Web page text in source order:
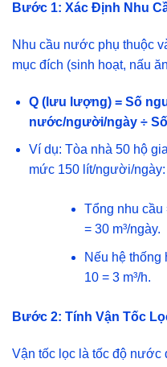
Bước 1: Xác Định Nhu
Nhu cầu nước phụ thuộc
mục đích (sinh hoạt, nấu
Q (lưu lượng) = Số
nước/người/ngày ÷
Ví dụ: Tòa nhà 50 hộ
mức 150 lít/người/ngày:
Tổng nhu cầu
= 30 m³/ngày.
Nếu hệ thống
10 = 3 m³/h.
Bước 2: Tính Vận Tốc
Vận tốc lọc là tốc độ nước